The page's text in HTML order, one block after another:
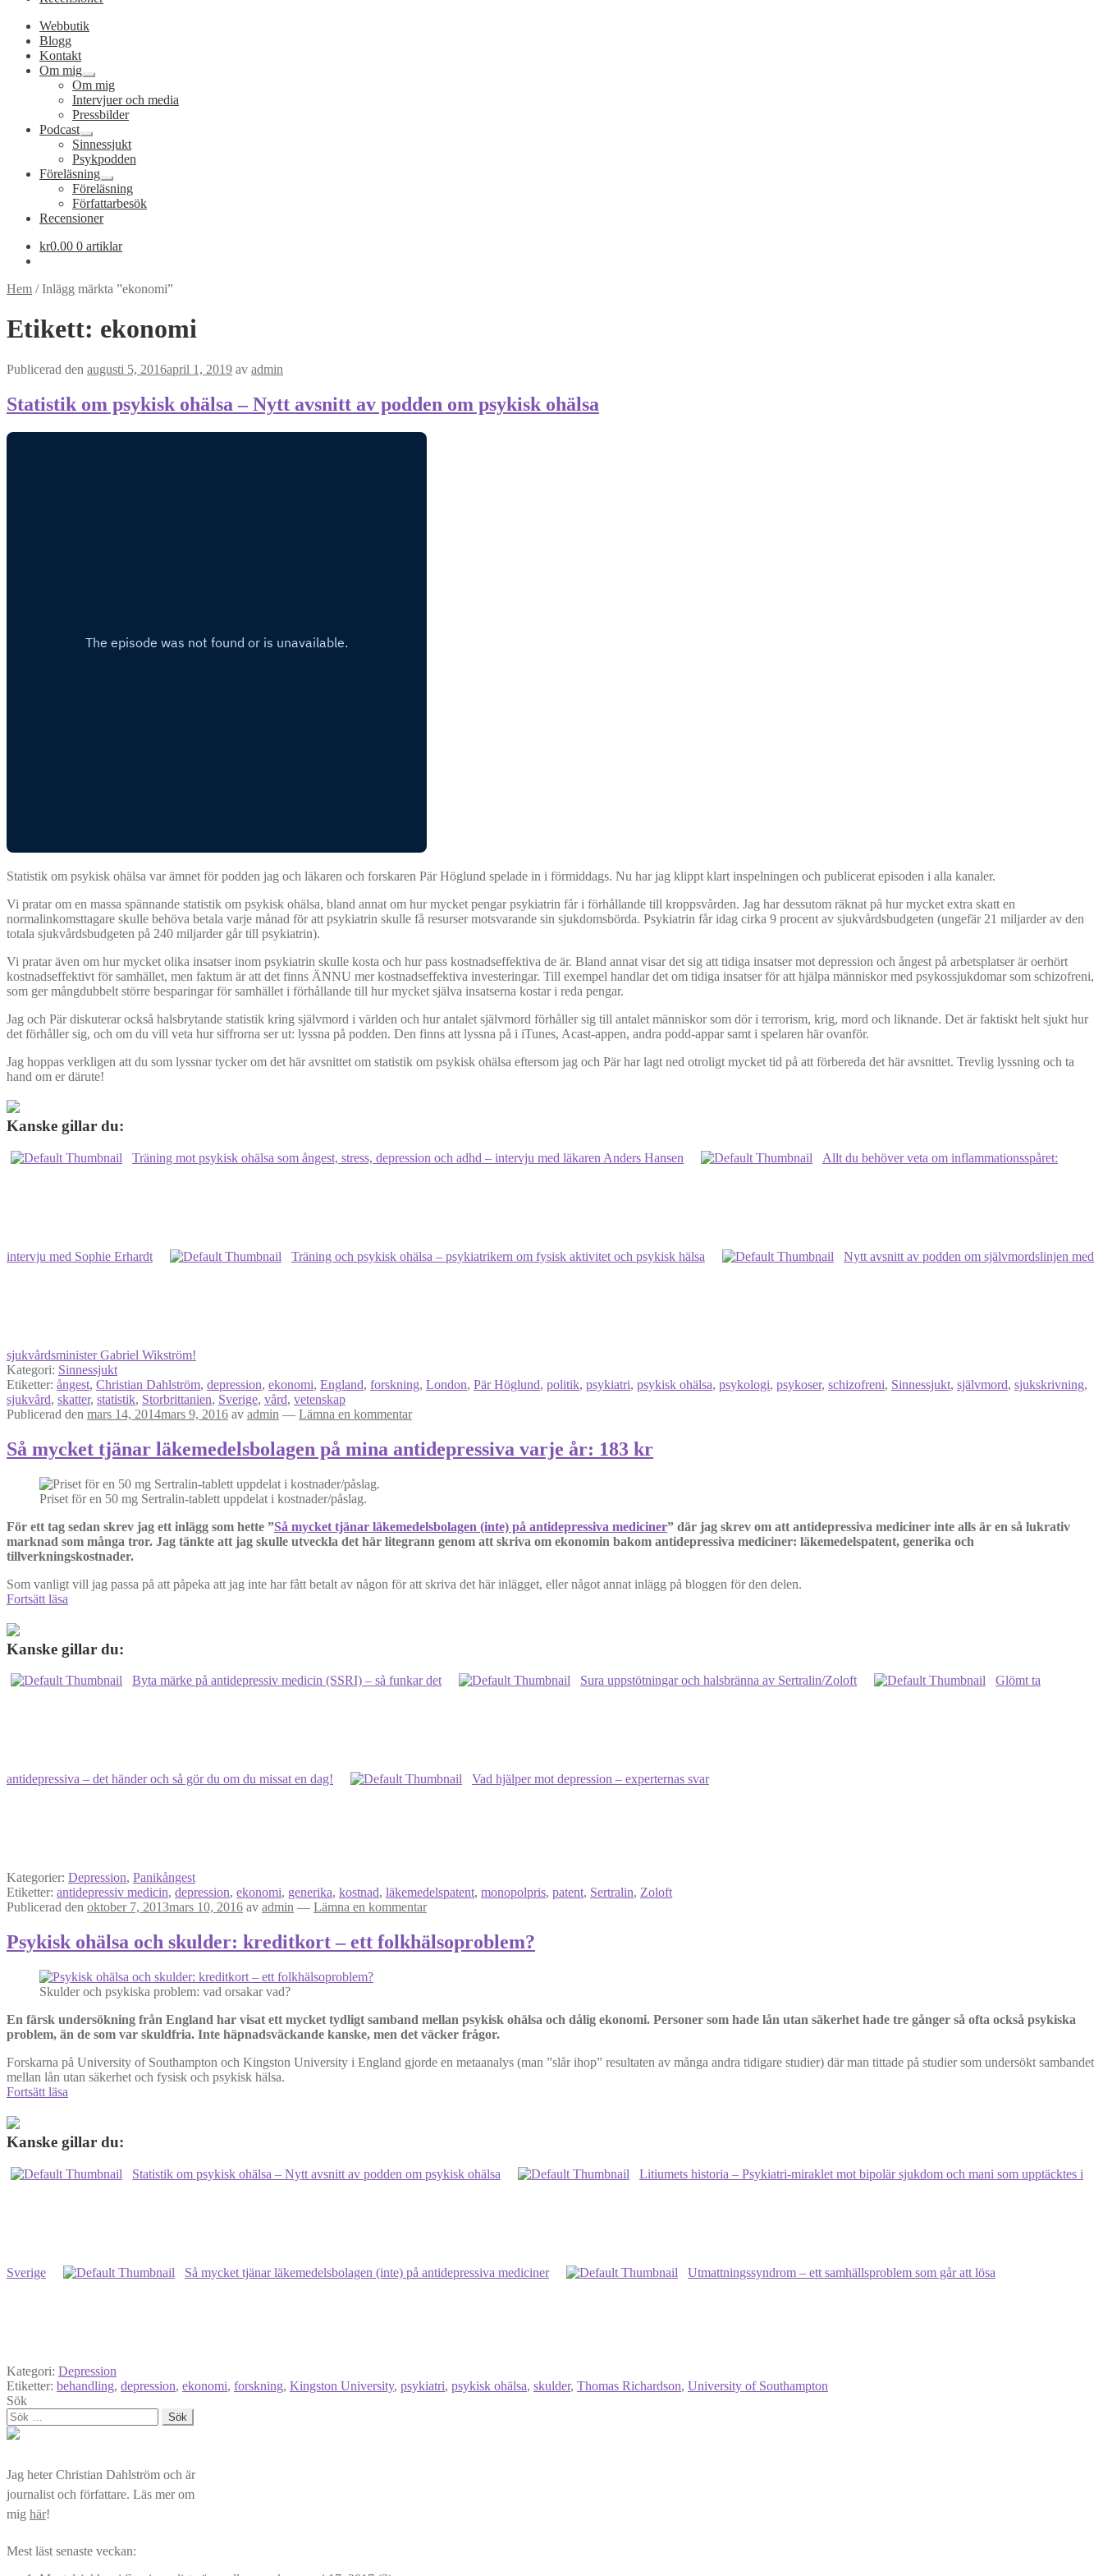
Webbutik
Blogg
Kontakt
Om mig
Expandera
undermeny
Om mig
Intervjuer och media
Pressbilder
Podcast
Expandera
undermeny
Sinnessjukt
Psykpodden
Föreläsning
Expandera
undermeny
Föreläsning
Författarbesök
Recensioner
kr0.00 0 artiklar
Hem /Inlägg märkta ”ekonomi”
Etikett: ekonomi
Publicerad den augusti 5, 2016april 1, 2019 av admin
Statistik om psykisk ohälsa – Nytt avsnitt av podden om psykisk ohälsa
Statistik om psykisk ohälsa var ämnet för podden jag och läkaren och forskaren Pär Höglund spelade in i förmiddags. Nu har jag klippt klart inspelningen och publicerat episoden i alla kanaler.
Vi pratar om en massa spännande statistik om psykisk ohälsa, bland annat om hur mycket pengar psykiatrin får i förhållande till kroppsvården. Jag har dessutom räknat på hur mycket extra skatt en
normalinkomsttagare skulle behöva betala varje månad för att psykiatrin skulle få resurser motsvarande sin sjukdomsbörda. Psykiatrin får idag cirka 9 procent av sjukvårdsbudgeten (ungefär 21 miljarder av den
totala sjukvårdsbudgeten på 240 miljarder går till psykiatrin).
Vi pratar även om hur mycket olika insatser inom psykiatrin skulle kosta och hur pass kostnadseffektiva de är. Bland annat visar det sig att tidiga insatser mot depression och ångest på arbetsplatser är oerhört
kostnadseffektivt för samhället, men faktum är att det finns ÄNNU mer kostnadseffektiva investeringar. Till exempel handlar det om tidiga insatser för att hjälpa människor med psykossjukdomar som schizofreni,
som ger mångdubbelt större besparingar för samhället i förhållande till hur mycket själva insatserna kostar i reda pengar.
Jag och Pär diskuterar också halsbrytande statistik kring självmord i världen och hur antalet självmord förhåller sig till antalet människor som dör i terrorism, krig, mord och liknande. Det är faktiskt helt sjukt hur
det förhåller sig, och om du vill veta hur siffrorna ser ut: lyssna på podden. Den finns att lyssna på i iTunes, Acast-appen, andra podd-appar samt i spelaren här ovanför.
Jag hoppas verkligen att du som lyssnar tycker om det här avsnittet om statistik om psykisk ohälsa eftersom jag och Pär har lagt ned otroligt mycket tid på att förbereda det här avsnittet. Trevlig lyssning och ta
hand om er därute!
Kanske gillar du:
Träning mot psykisk ohälsa som ångest, stress, depression och adhd – intervju med läkaren Anders Hansen Allt du behöver veta om inflammationsspåret:
intervju med Sophie Erhardt Träning och psykisk ohälsa – psykiatrikern om fysisk aktivitet och psykisk hälsa Nytt avsnitt av podden om självmordslinjen med
sjukvårdsminister Gabriel Wikström!
Kategori: Sinnessjukt
Etiketter: ångest, Christian Dahlström, depression, ekonomi, England, forskning, London, Pär Höglund, politik, psykiatri, psykisk ohälsa, psykologi, psykoser, schizofreni, Sinnessjukt, självmord, sjukskrivning,
sjukvård, skatter, statistik, Storbrittanien, Sverige, vård, vetenskap
Publicerad den mars 14, 2014mars 9, 2016 av admin — Lämna en kommentar
Så mycket tjänar läkemedelsbolagen på mina antidepressiva varje år: 183 kr
Priset för en 50 mg Sertralin-tablett uppdelat i kostnader/påslag.
För ett tag sedan skrev jag ett inlägg som hette ”Så mycket tjänar läkemedelsbolagen (inte) på antidepressiva mediciner” där jag skrev om att antidepressiva mediciner inte alls är en så lukrativ
marknad som många tror. Jag tänkte att jag skulle utveckla det här litegrann genom att skriva om ekonomin bakom antidepressiva mediciner: läkemedelspatent, generika och
tillverkningskostnader.
Som vanligt vill jag passa på att påpeka att jag inte har fått betalt av någon för att skriva det här inlägget, eller något annat inlägg på bloggen för den delen.
Fortsätt läsa
läkemedelsbolagen
på
antidepressiva
Kanske gillar du:
Byta märke på antidepressiv medicin (SSRI) – så funkar det Sura uppstötningar och halsbränna av Sertralin/Zoloft Glömt ta
antidepressiva – det händer och så gör du om du missat en dag! Vad hjälper mot depression – experternas svar
Kategorier: Depression, Panikångest
Etiketter: antidepressiv medicin, depression, ekonomi, generika, kostnad, läkemedelspatent, monopolpris, patent, Sertralin, Zoloft
Publicerad den oktober 7, 2013mars 10, 2016 av admin — Lämna en kommentar
Psykisk ohälsa och skulder: kreditkort – ett folkhälsoproblem?
Skulder och psykiska problem: vad orsakar vad?
En färsk undersökning från England har visat ett mycket tydligt samband mellan psykisk ohälsa och dålig ekonomi. Personer som hade lån utan säkerhet hade tre gånger så ofta också psykiska
problem, än de som var skuldfria. Inte häpnadsväckande kanske, men det väcker frågor.
Forskarna på University of Southampton och Kingston University i England gjorde en metaanalys (man ”slår ihop” resultaten av många andra tidigare studier) där man tittade på studier som undersökt sambandet
mellan lån utan säkerhet och fysisk och psykisk hälsa.
Fortsätt läsa
skulder:
kreditkort
ett
Kanske gillar du:
Statistik om psykisk ohälsa – Nytt avsnitt av podden om psykisk ohälsa Litiumets historia ‒ Psykiatri-miraklet mot bipolär sjukdom och mani som upptäcktes i
Sverige Så mycket tjänar läkemedelsbolagen (inte) på antidepressiva mediciner Utmattningssyndrom – ett samhällsproblem som går att lösa
Kategori: Depression
Etiketter: behandling, depression, ekonomi, forskning, Kingston University, psykiatri, psykisk ohälsa, skulder, Thomas Richardson, University of Southampton
Sök
Sök
efter:
Jag heter Christian Dahlström och är
journalist och författare. Läs mer om
mig här!
Mest läst senaste veckan: